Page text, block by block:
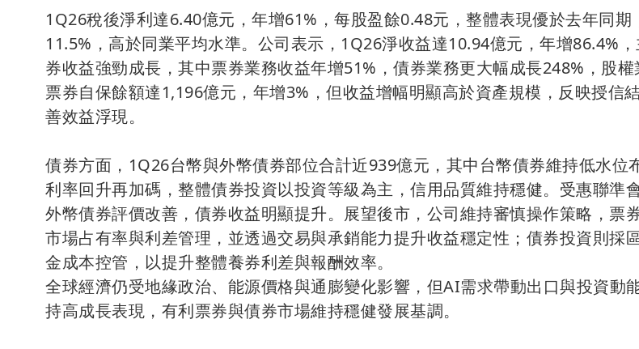
1Q26稅後淨利達6.40億元，年增61%，每股盈餘0.48元，整體表現優於去年同期
11.5%，高於同業平均水準。公司表示，1Q26淨收益達10.94億元，年增86.4%
券收益強勁成長，其中票券業務收益年增51%，債券業務更大幅成長248%，股權
票券自保餘額達1,196億元，年增3%，但收益增幅明顯高於資產規模，反映授信
善效益浮現。
債券方面，1Q26台幣與外幣債券部位合計近939億元，其中台幣債券維持低水位
利率回升再加碼，整體債券投資以投資等級為主，信用品質維持穩健。受惠聯準
外幣債券評價改善，債券收益明顯提升。展望後市，公司維持審慎操作策略，票
市場占有率與利差管理，並透過交易與承銷能力提升收益穩定性；債券投資則採
金成本控管，以提升整體養券利差與報酬效率。
全球經濟仍受地緣政治、能源價格與通膨變化影響，但AI需求帶動出口與投資動
持高成長表現，有利票券與債券市場維持穩健發展基調。